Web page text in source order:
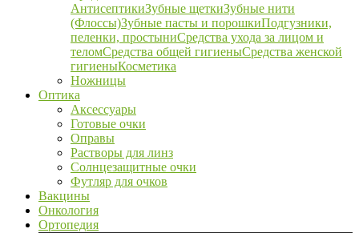
АнтисептикиЗубные щеткиЗубные нити
(Флоссы)Зубные пасты и порошкиПодгузники,
пеленки, простыниСредства ухода за лицом и
теломСредства общей гигиеныСредства женской
гигиеныКосметика
Ножницы
Оптика
Аксессуары
Готовые очки
Оправы
Растворы для линз
Солнцезащитные очки
Футляр для очков
Вакцины
Онкология
Ортопедия